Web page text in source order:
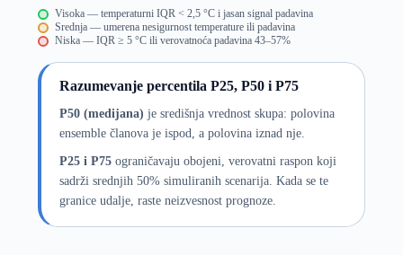
Visoka — temperaturni IQR < 2,5 °C i jasan signal padavina
Srednja — umerena nesigurnost temperature ili padavina
Niska — IQR ≥ 5 °C ili verovatnoća padavina 43–57%
Razumevanje percentila P25, P50 i P75
P50 (medijana) je središnja vrednost skupa: polovina
ensemble članova je ispod, a polovina iznad nje.
P25 i P75ograničavaju obojeni, verovatni raspon koji
sadrži srednjih 50% simuliranih scenarija. Kada se te
granice udalje, raste neizvesnost prognoze.